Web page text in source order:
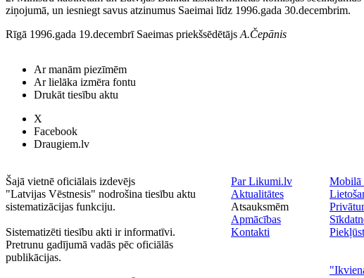
ziņojumā, un iesniegt savus atzinumus Saeimai līdz 1996.gada 30.decembrim.
Rīgā 1996.gada 19.decembrī Saeimas priekšsēdētājs A.Čepānis
Ar manām piezīmēm
Ar lielāka izmēra fontu
Drukāt tiesību aktu
X
Facebook
Draugiem.lv
Šajā vietnē oficiālais izdevējs
"Latvijas Vēstnesis" nodrošina tiesību aktu
sistematizācijas funkciju.
Sistematizēti tiesību akti ir informatīvi.
Pretrunu gadījumā vadās pēc oficiālās
publikācijas.
Par Likumi.lv
Aktualitātes
Atsauksmēm
Apmācības
Kontakti
Mobilā